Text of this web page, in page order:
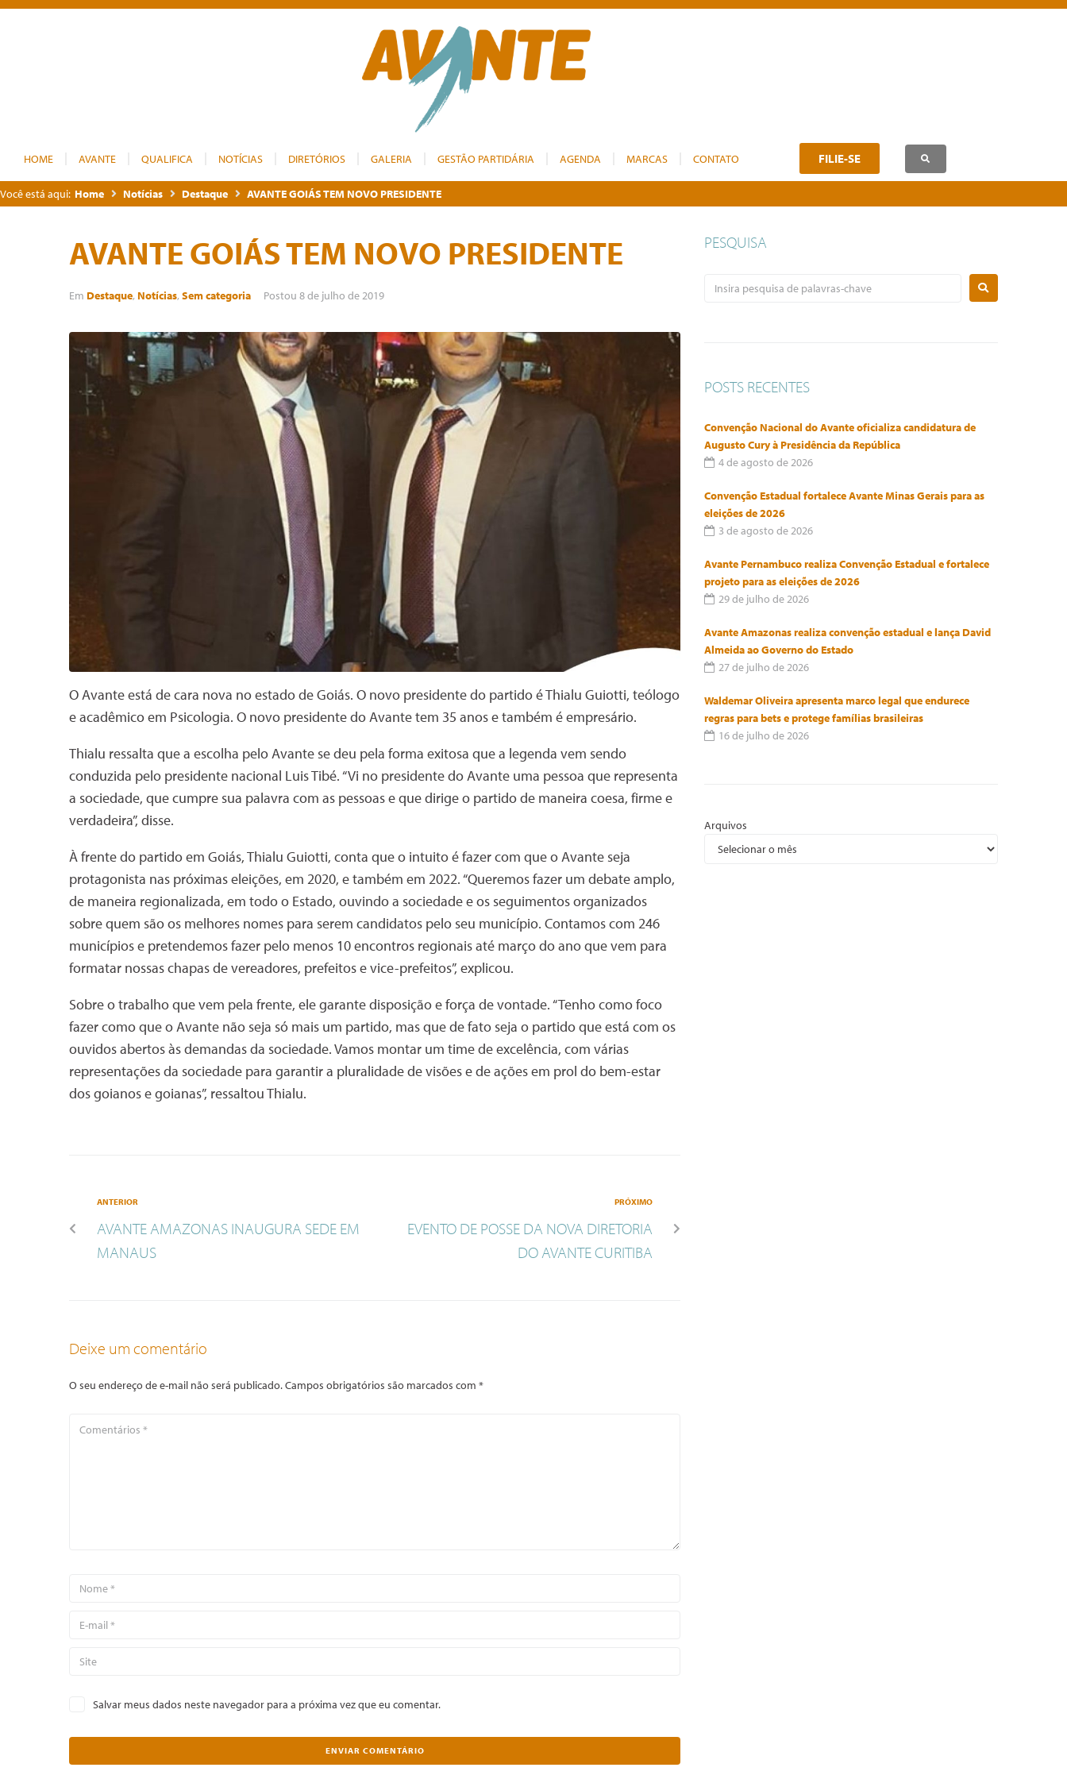
HOME AVANTE QUALIFICA NOTÍCIAS DIRETÓRIOS GALERIA GESTÃO PARTIDÁRIA AGENDA MARCAS CONTATO FILIE-SE
Você está aqui: Home Notícias Destaque AVANTE GOIÁS TEM NOVO PRESIDENTE
AVANTE GOIÁS TEM NOVO PRESIDENTE
Em Destaque, Notícias, Sem categoria Postou 8 de julho de 2019
O Avante está de cara nova no estado de Goiás. O novo presidente do partido é Thialu Guiotti, teólogo
e acadêmico em Psicologia. O novo presidente do Avante tem 35 anos e também é empresário.
Thialu ressalta que a escolha pelo Avante se deu pela forma exitosa que a legenda vem sendo
conduzida pelo presidente nacional Luis Tibé. “Vi no presidente do Avante uma pessoa que representa
a sociedade, que cumpre sua palavra com as pessoas e que dirige o partido de maneira coesa, firme e
verdadeira”, disse.
À frente do partido em Goiás, Thialu Guiotti, conta que o intuito é fazer com que o Avante seja
protagonista nas próximas eleições, em 2020, e também em 2022. “Queremos fazer um debate amplo,
de maneira regionalizada, em todo o Estado, ouvindo a sociedade e os seguimentos organizados
sobre quem são os melhores nomes para serem candidatos pelo seu município. Contamos com 246
municípios e pretendemos fazer pelo menos 10 encontros regionais até março do ano que vem para
formatar nossas chapas de vereadores, prefeitos e vice-prefeitos”, explicou.
Sobre o trabalho que vem pela frente, ele garante disposição e força de vontade. “Tenho como foco
fazer como que o Avante não seja só mais um partido, mas que de fato seja o partido que está com os
ouvidos abertos às demandas da sociedade. Vamos montar um time de excelência, com várias
representações da sociedade para garantir a pluralidade de visões e de ações em prol do bem-estar
dos goianos e goianas”, ressaltou Thialu.
ANTERIOR
AVANTE AMAZONAS INAUGURA SEDE EM
MANAUS
PRÓXIMO
EVENTO DE POSSE DA NOVA DIRETORIA
DO AVANTE CURITIBA
Deixe um comentário
O seu endereço de e-mail não será publicado.Campos obrigatórios são marcados com *
Salvar meus dados neste navegador para a próxima vez que eu comentar.
PESQUISA
POSTS RECENTES
Convenção Nacional do Avante oficializa candidatura de
Augusto Cury à Presidência da República
4 de agosto de 2026
Convenção Estadual fortalece Avante Minas Gerais para as
eleições de 2026
3 de agosto de 2026
Avante Pernambuco realiza Convenção Estadual e fortalece
projeto para as eleições de 2026
29 de julho de 2026
Avante Amazonas realiza convenção estadual e lança David
Almeida ao Governo do Estado
27 de julho de 2026
Waldemar Oliveira apresenta marco legal que endurece
regras para bets e protege famílias brasileiras
16 de julho de 2026
Arquivos